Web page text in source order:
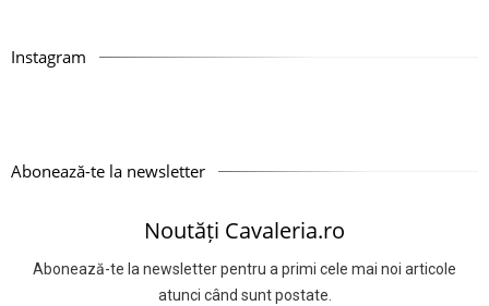
Instagram
Abonează-te la newsletter
Noutăți Cavaleria.ro
Abonează-te la newsletter pentru a primi cele mai noi articole
atunci când sunt postate.